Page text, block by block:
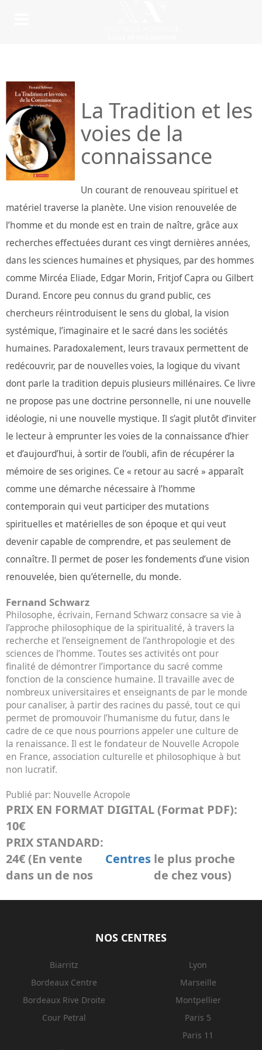
La Tradition et les
voies de la
connaissance
Un courant de renouveau spirituel et
matériel traverse la planète. Une vision renouvelée de
l’homme et du monde est en train de naître, grâce aux
recherches effectuées durant ces vingt dernières années,
dans les sciences humaines et physiques, par des hommes
comme Mircéa Eliade, Edgar Morin, Fritjof Capra ou Gilbert
Durand. Encore peu connus du grand public, ces
chercheurs réintroduisent le sens du global, la vision
systémique, l’imaginaire et le sacré dans les sociétés
humaines. Paradoxalement, leurs travaux permettent de
redécouvrir, par de nouvelles voies, la logique du vivant
dont parle la tradition depuis plusieurs millénaires. Ce livre
ne propose pas une doctrine personnelle, ni une nouvelle
idéologie, ni une nouvelle mystique. Il s’agit plutôt d’inviter
le lecteur à emprunter les voies de la connaissance d’hier
et d’aujourd’hui, à sortir de l’oubli, afin de récupérer la
mémoire de ses origines. Ce « retour au sacré » apparaît
comme une démarche nécessaire à l’homme
contemporain qui veut participer des mutations
spirituelles et matérielles de son époque et qui veut
devenir capable de comprendre, et pas seulement de
connaître. Il permet de poser les fondements d’une vision
renouvelée, bien qu’éternelle, du monde.
Fernand Schwarz
Philosophe, écrivain, Fernand Schwarz consacre sa vie à
l’approche philosophique de la spiritualité, à travers la
recherche et l’enseignement de l’anthropologie et des
sciences de l’homme. Toutes ses activités ont pour
finalité de démontrer l’importance du sacré comme
fonction de la conscience humaine. Il travaille avec de
nombreux universitaires et enseignants de par le monde
pour canaliser, à partir des racines du passé, tout ce qui
permet de promouvoir l’humanisme du futur, dans le
cadre de ce que nous pourrions appeler une culture de
la renaissance. Il est le fondateur de Nouvelle Acropole
en France, association culturelle et philosophique à but
non lucratif.
Publié par: Nouvelle Acropole
PRIX EN FORMAT DIGITAL (Format PDF):
10€
PRIX STANDARD:
24€ (En vente
dans un de nos
Centres le plus proche
de chez vous)
NOS CENTRES
Biarritz
Bordeaux Centre
Bordeaux Rive Droite
Cour Petral
Lyon
Marseille
Montpellier
Paris 5
Paris 11